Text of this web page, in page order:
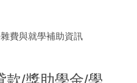
費與就學補助資訊